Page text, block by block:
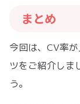
まとめ
今回は、CV率
ツをご紹介しま
う。